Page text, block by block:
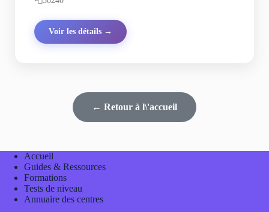
Voir les détails →
← Retour à l\'accueil
Accueil
Guides & Ressources
Formations
Tests de niveau
Annuaire des centres